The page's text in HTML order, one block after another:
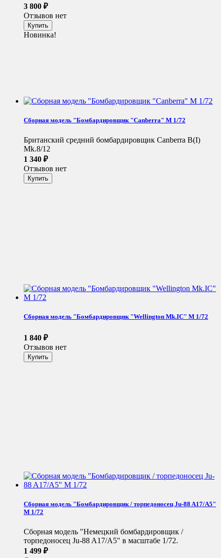
3 800 ₽
Отзывов нет
Новинка!
Сборная модель "Бомбардировщик "Canberra" М 1/72
Британский средний бомбардировщик Canberra B(I)
Mk.8/12
1 340 ₽
Отзывов нет
Сборная модель "Бомбардировщик "Wellington Mk.IC" М 1/72
1 840 ₽
Отзывов нет
Сборная модель "Бомбардировщик / торпедоносец Ju-88 A17/А5"
М 1/72
Сборная модель "Немецкий бомбардировщик /
торпедоносец Ju-88 A17/А5" в масштабе 1/72.
1 499 ₽